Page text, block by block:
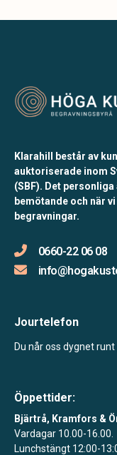
Klarahill består av
auktoriserade inom
(SBF). Det
bemötande och när
begravningar.
0660-22 06 08
Jourtelefon
Du når oss dygnet runt
Öppettider:
Bjärtrå, Kramfors &
Vardagar 10.00-16.00.
Lunchstängt 12:00-